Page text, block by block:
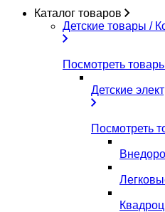
Каталог товаров
Детские товары /
Посмотреть
Детские
Посмотреть